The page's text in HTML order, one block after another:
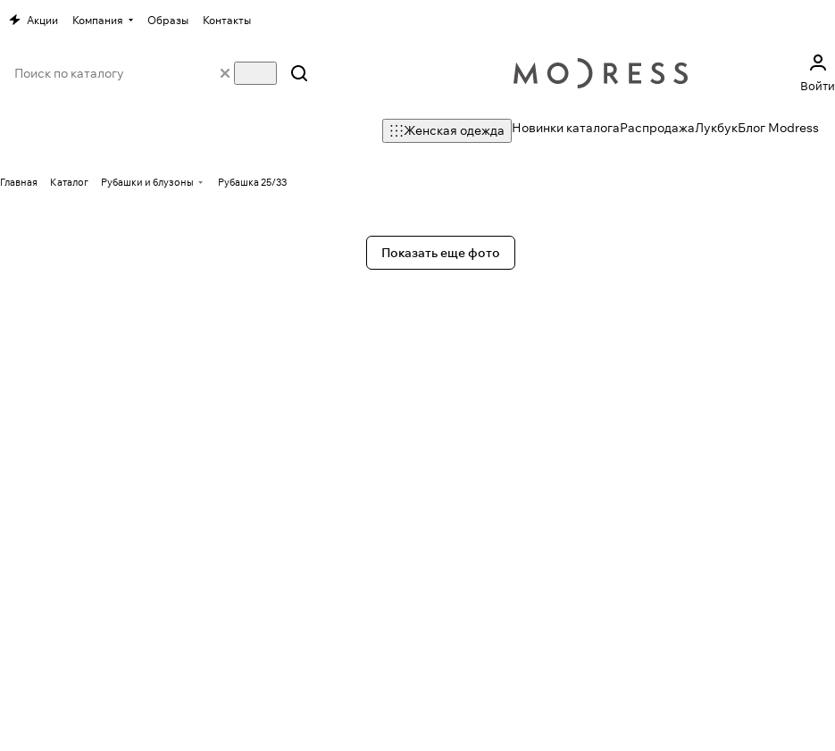
Акции Компания Образы Контакты
Войти
Женская одежда Новинки каталогаРаспродажаЛукбукБлог Modress
Главная Каталог Рубашки и блузоны Рубашка 25/33
Показать еще фото